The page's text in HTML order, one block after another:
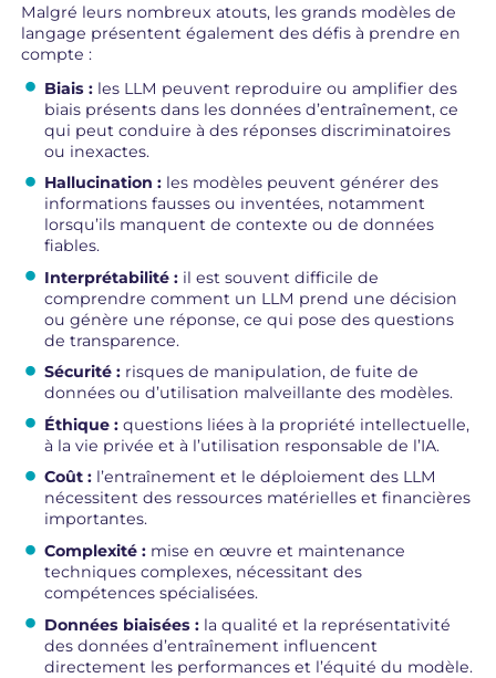
Malgré leurs nombreux atouts, les grands modèles de
langage présentent également des défis à prendre en
compte :
Biais :les LLM peuvent reproduire ou amplifier des
biais présents dans les données d’entraînement, ce
qui peut conduire à des réponses discriminatoires
ou inexactes.
Hallucination :les modèles peuvent générer des
informations fausses ou inventées, notamment
lorsqu’ils manquent de contexte ou de données
fiables.
Interprétabilité :il est souvent difficile de
comprendre comment un LLM prend une décision
ou génère une réponse, ce qui pose des questions
de transparence.
Sécurité :risques de manipulation, de fuite de
données ou d’utilisation malveillante des modèles.
Éthique :questions liées à la propriété intellectuelle,
à la vie privée et à l’utilisation responsable de l’IA.
Coût :l’entraînement et le déploiement des LLM
nécessitent des ressources matérielles et financières
importantes.
Complexité :mise en œuvre et maintenance
techniques complexes, nécessitant des
compétences spécialisées.
Données biaisées :la qualité et la représentativité
des données d’entraînement influencent
directement les performances et l’équité du modèle.